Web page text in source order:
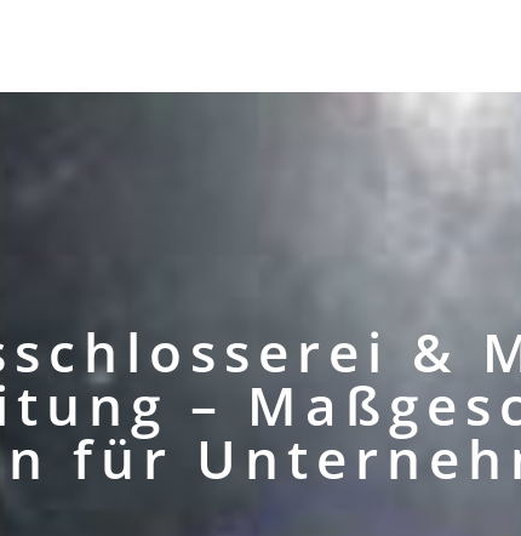
&
–
für